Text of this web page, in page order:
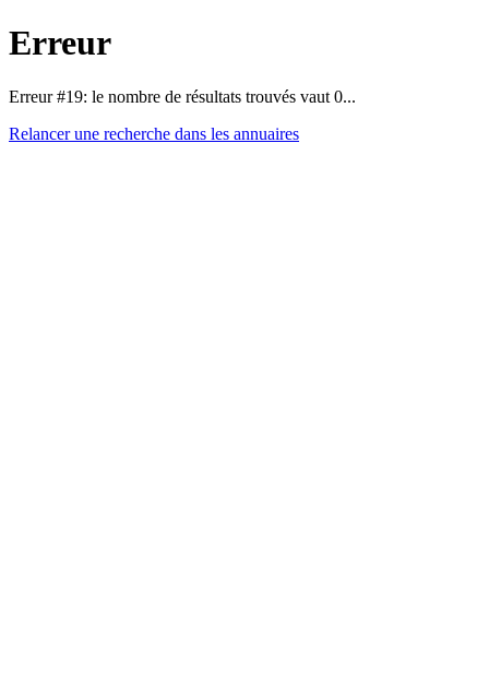
Erreur
Erreur #19: le nombre de résultats trouvés vaut 0...
Relancer une recherche dans les annuaires